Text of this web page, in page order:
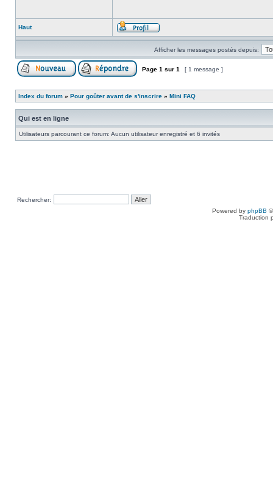
Haut
Afficher les messages postés depuis:
Page 1 sur 1 [ 1 message ]
Index du forum » Pour goûter avant de s'inscrire » Mini FAQ
Qui est en ligne
Utilisateurs parcourant ce forum: Aucun utilisateur enregistré et 6 invités
Rechercher:
Powered by phpBB
Traduction